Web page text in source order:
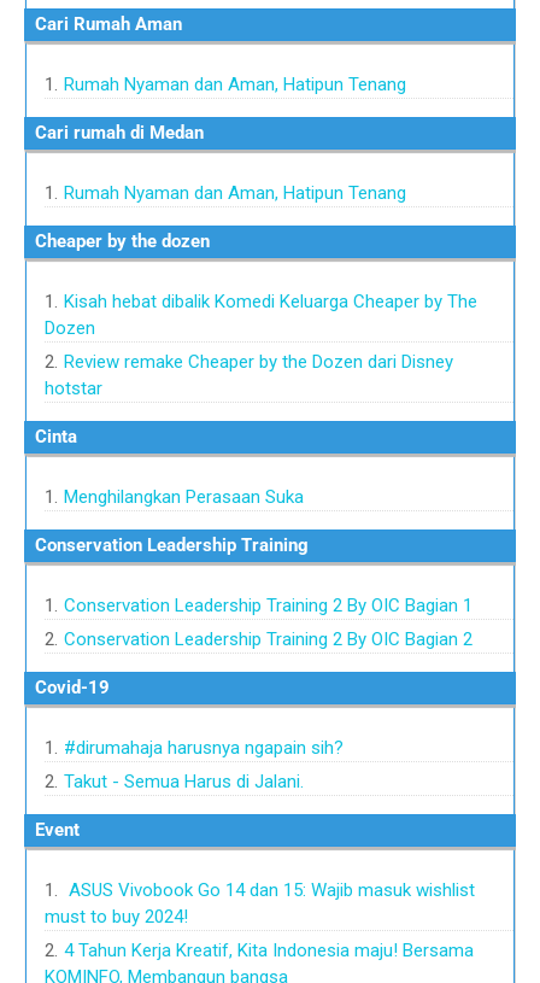
Cari Rumah Aman
Rumah Nyaman dan Aman, Hatipun Tenang
Cari rumah di Medan
Rumah Nyaman dan Aman, Hatipun Tenang
Cheaper by the dozen
Kisah hebat dibalik Komedi Keluarga Cheaper by The
Dozen
Review remake Cheaper by the Dozen dari Disney
hotstar
Cinta
Menghilangkan Perasaan Suka
Conservation Leadership Training
Conservation Leadership Training 2 By OIC Bagian 1
Conservation Leadership Training 2 By OIC Bagian 2
Covid-19
#dirumahaja harusnya ngapain sih?
Takut - Semua Harus di Jalani.
Event
ASUS Vivobook Go 14 dan 15: Wajib masuk wishlist
must to buy 2024!
4 Tahun Kerja Kreatif, Kita Indonesia maju! Bersama
KOMINFO, Membangun bangsa